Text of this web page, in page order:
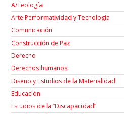
A/Teología
Arte Performatividad y Tecnología
Comunicación
Construcción de Paz
Derecho
Derechos humanos
Diseño y Estudios de la Materialidad
Educación
Estudios de la “Discapacidad”